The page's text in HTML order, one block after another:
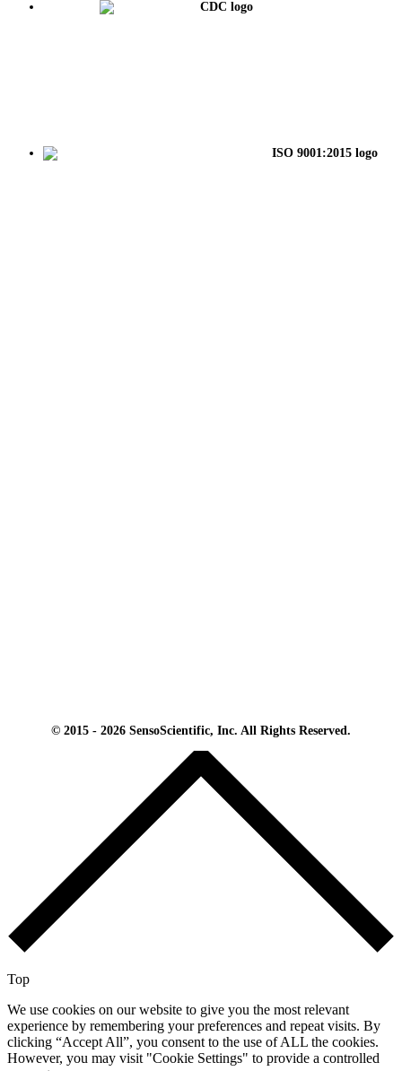
© 2015 - 2026 SensoScientific, Inc. All Rights Reserved.
Top
We use cookies on our website to give you the most relevant
experience by remembering your preferences and repeat visits. By
clicking “Accept All”, you consent to the use of ALL the cookies.
However, you may visit "Cookie Settings" to provide a controlled